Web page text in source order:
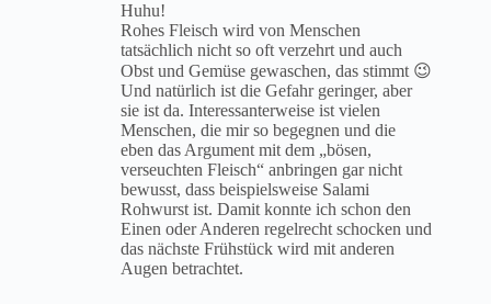
Huhu!
Rohes Fleisch wird von Menschen
tatsächlich nicht so oft verzehrt und auch
Obst und Gemüse gewaschen, das stimmt 😉
Und natürlich ist die Gefahr geringer, aber
sie ist da. Interessanterweise ist vielen
Menschen, die mir so begegnen und die
eben das Argument mit dem „bösen,
verseuchten Fleisch“ anbringen gar nicht
bewusst, dass beispielsweise Salami
Rohwurst ist. Damit konnte ich schon den
Einen oder Anderen regelrecht schocken und
das nächste Frühstück wird mit anderen
Augen betrachtet.